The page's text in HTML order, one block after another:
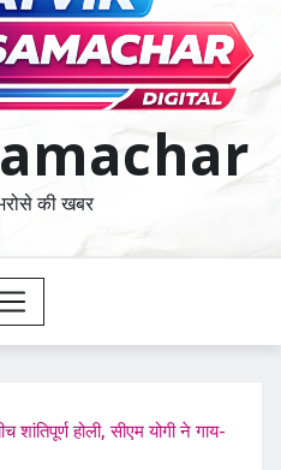
की खबर
होली, सीएम योगी ने गाय-